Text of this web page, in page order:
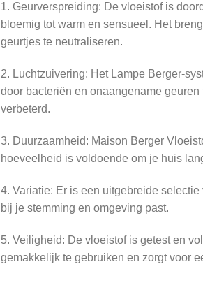
1. Geurverspreiding: De vloeistof is
bloemig tot warm en sensueel. Het
geurtjes te neutraliseren.
2. Luchtzuivering: Het Lampe Berger-
door bacteriën en onaangename
verbeterd.
3. Duurzaamheid: Maison Berger
hoeveelheid is voldoende om je huis
4. Variatie: Er is een uitgebreide
bij je stemming en omgeving past.
5. Veiligheid: De vloeistof is getest en
gemakkelijk te gebruiken en zorgt voor